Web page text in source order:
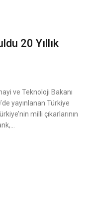
20 Yıllık
ve Teknoloji Bakanı
yayınlanan Türkiye
milli çıkarlarının